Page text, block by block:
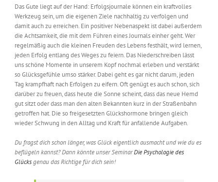
Das Gute liegt auf der Hand: Erfolgsjournale können ein kraftvolles
Werkzeug sein, um die eigenen Ziele nachhaltig zu verfolgen und
damit auch zu erreichen. Ein positiver Nebenaspekt ist dabei außerdem
die Achtsamkeit, die mit dem Führen eines Journals einher geht. Wer
regelmäßig auch die kleinen Freuden des Lebens festhält, wird lernen,
jeden Erfolg entlang des Weges zu feiern. Das Niederschreiben lässt
uns schöne Momente in unserem Kopf nochmal erleben und verstärkt
so Glücksgefühle umso stärker. Dabei geht es gar nicht darum, jeden
Tag krampfhaft nach Erfolgen zu eifern. Oft genügt es auch schon, sich
darüber zu freuen, dass heute die Sonne scheint, dass das neue Hemd
gut sitzt oder dass man den alten Bekannten kurz in der Straßenbahn
getroffen hat. Die so freigesetzten Glückshormone bringen gleich
wieder Schwung in den Alltag und Kraft für anfallende Aufgaben.
Du fragst dich schon länger, was Glück eigentlich ausmacht und wie du es
beflügeln kannst? Dann könnte unser SeminarDie Psychologie des
Glücksgenau das Richtige für dich sein!